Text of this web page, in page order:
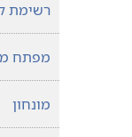
רשימת
מפתח
מונחון